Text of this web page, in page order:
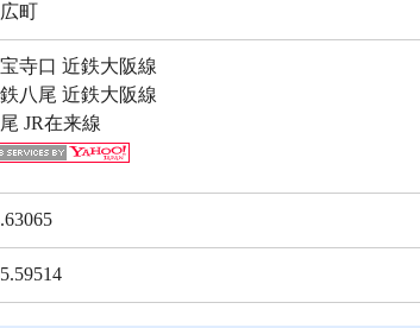
町
寺口 近鉄大阪線
八尾 近鉄大阪線
JR在来線